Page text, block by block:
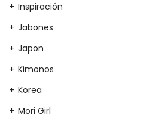
Inspiración
Jabones
Japon
Kimonos
Korea
Mori Girl